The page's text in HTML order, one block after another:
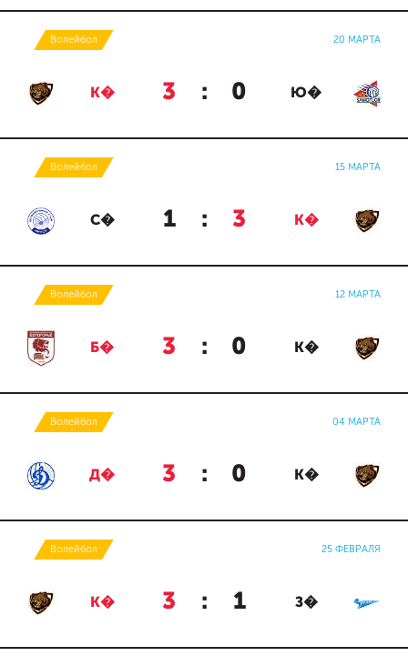
Волейбол 20 МАРТА
К� 3 : 0 Ю�
Волейбол 15 МАРТА
С� 1 : 3 К�
Волейбол 12 МАРТА
Б� 3 : 0 К�
Волейбол 04 МАРТА
Д� 3 : 0 К�
Волейбол 25 ФЕВРАЛЯ
К� 3 : 1 З�